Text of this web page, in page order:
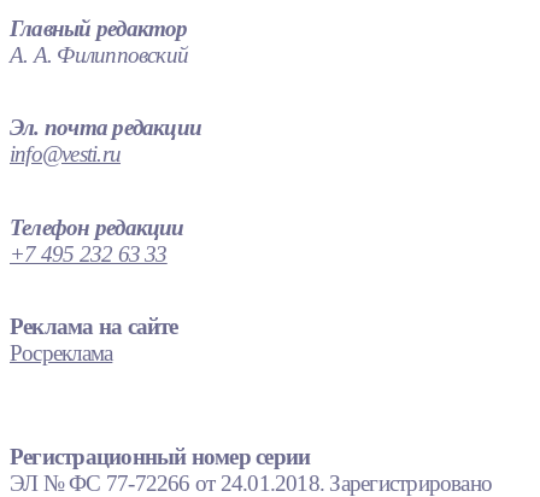
Главный редактор
А. А. Филипповский
Эл. почта редакции
info@vesti.ru
Телефон редакции
+7 495 232 63 33
Реклама на сайте
Росреклама
Регистрационный номер серии
ЭЛ № ФС 77-72266 от 24.01.2018. Зарегистрировано